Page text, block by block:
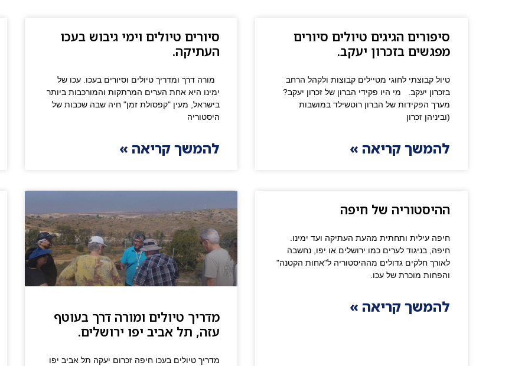
סיפורים הגיגים טיולים סיורים
מפגשים בזכרון יעקב.
טיול קבוצתי לחוגי מטיילים קבוצות ולקהל הרחב
בזכרון יעקב. מי היו פקידי הברון של זכרון יעקב?
מערך הפקידות של הברון רוטשילד במושבות
(וביניהן זכרון
להמשך קריאה »
סיורים טיולים וימי גיבוש בעכו
העתיקה.
מורה דרך ומדריך טיולים וסיורים בעכו. עכו של
ימינו היא אחת הערים המרתקות והמורכבות ביותר
בישראל, מעין "קפסולת זמן" חיה שבה שכבות של
היסטוריה
להמשך קריאה »
ההיסטוריה של חיפה
חיפה עילית ותחתית מהעת העתיקה ועד ימינו.
חיפה, בניגוד לערים כמו ירושלים או יפו, נחשבה
לאורך חלקים גדולים מההיסטוריה ל"אחות הקטנה"
והפחות מוכרת של עכו.
להמשך קריאה »
מדריך טיולים ומורה דרך בעוטף
עזה, תל אביב יפו ירושלים.
מדריך טיולים בעכו חיפה זכרום יעקה תל אביב יפו